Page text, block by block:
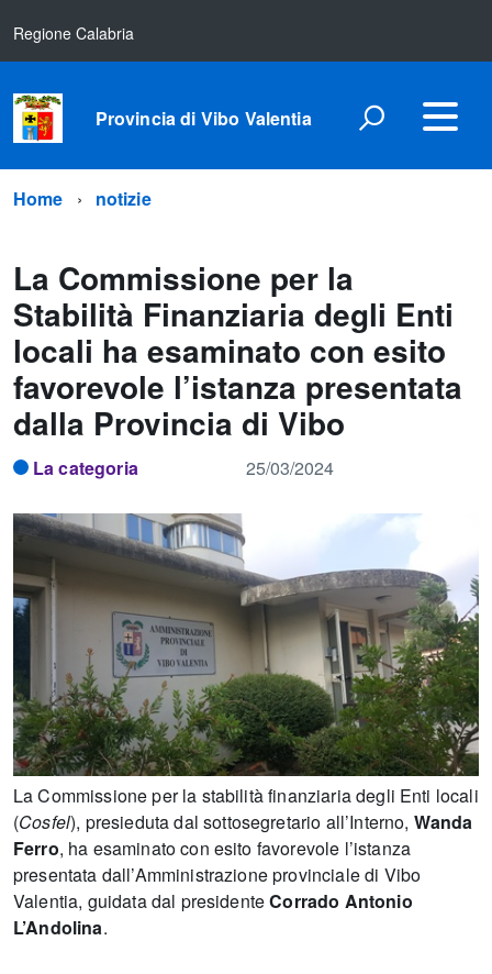
Regione Calabria
Provincia di Vibo Valentia
Home notizie
La Commissione per la
Stabilità Finanziaria degli Enti
locali ha esaminato con esito
favorevole l’istanza presentata
dalla Provincia di Vibo
La categoria 25/03/2024
La Commissione per la stabilità finanziaria degli Enti locali
(Cosfel), presieduta dal sottosegretario all’Interno, Wanda
Ferro, ha esaminato con esito favorevole l’istanza
presentata dall’Amministrazione provinciale di Vibo
Valentia, guidata dal presidenteCorrado Antonio
L’Andolina.